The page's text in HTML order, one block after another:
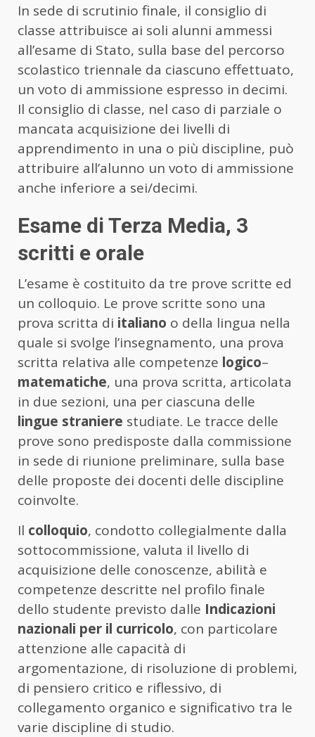
In sede di scrutinio finale, il consiglio di
classe attribuisce ai soli alunni ammessi
all’esame di Stato, sulla base del percorso
scolastico triennale da ciascuno effettuato,
un voto di ammissione espresso in decimi.
Il consiglio di classe, nel caso di parziale o
mancata acquisizione dei livelli di
apprendimento in una o più discipline, può
attribuire all’alunno un voto di ammissione
anche inferiore a sei/decimi.
Esame di Terza Media, 3
scritti e orale
L’esame è costituito da tre prove scritte ed
un colloquio. Le prove scritte sono una
prova scritta di italiano o della lingua nella
quale si svolge l’insegnamento, una prova
scritta relativa alle competenze logico–
matematiche, una prova scritta, articolata
in due sezioni, una per ciascuna delle
lingue straniere studiate. Le tracce delle
prove sono predisposte dalla commissione
in sede di riunione preliminare, sulla base
delle proposte dei docenti delle discipline
coinvolte.
Il colloquio, condotto collegialmente dalla
sottocommissione, valuta il livello di
acquisizione delle conoscenze, abilità e
competenze descritte nel profilo finale
dello studente previsto dalle Indicazioni
nazionali per il curricolo, con particolare
attenzione alle capacità di
argomentazione, di risoluzione di problemi,
di pensiero critico e riflessivo, di
collegamento organico e significativo tra le
varie discipline di studio.